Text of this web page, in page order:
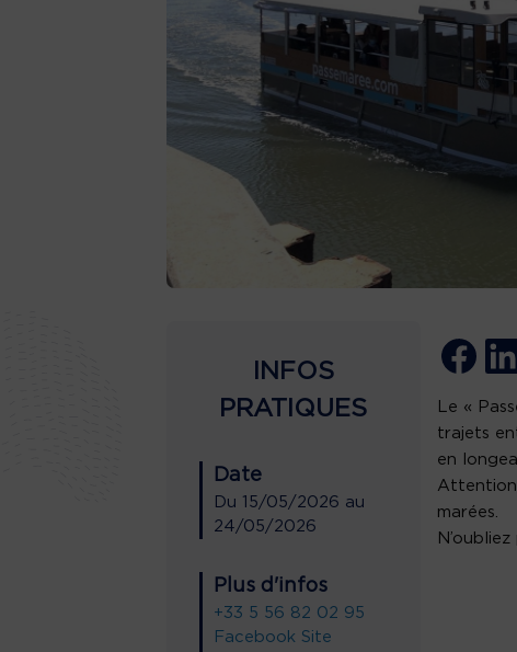
INFOS
PRATIQUES
Date
Du 15/05/2026 au
24/05/2026
Plus d'infos
+33 5 56 82 02 95
Facebook Site
Le «
trajets
en
marées.